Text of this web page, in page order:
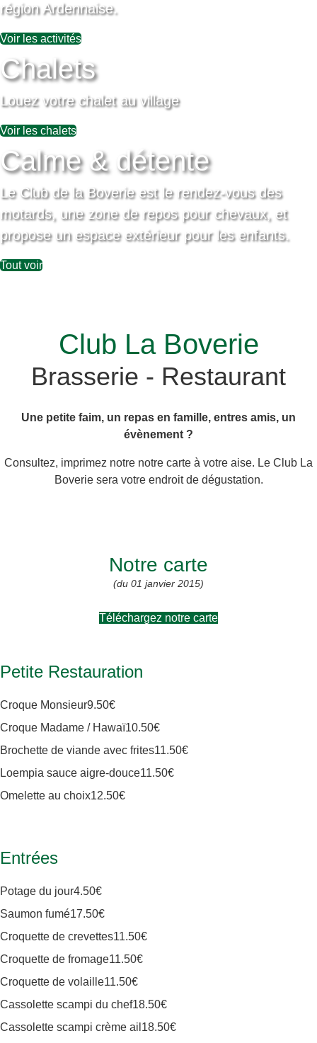
région Ardennaise.
Voir les activités
Chalets
Louez votre chalet au village
Voir les chalets
Calme & détente
Le Club de la Boverie est le rendez-vous des
motards, une zone de repos pour chevaux, et
propose un espace extérieur pour les enfants.
Tout voir
Club La Boverie
Brasserie - Restaurant
Une petite faim, un repas en famille, entres amis, un
évènement ?
Consultez, imprimez notre notre carte à votre aise. Le Club La
Boverie sera votre endroit de dégustation.
Notre carte
(du 01 janvier 2015)
Téléchargez notre carte
Petite Restauration
Croque Monsieur9.50€
Croque Madame / Hawaï10.50€
Brochette de viande avec frites11.50€
Loempia sauce aigre-douce11.50€
Omelette au choix12.50€
Entrées
Potage du jour4.50€
Saumon fumé17.50€
Croquette de crevettes11.50€
Croquette de fromage11.50€
Croquette de volaille11.50€
Cassolette scampi du chef18.50€
Cassolette scampi crème ail 18.50€